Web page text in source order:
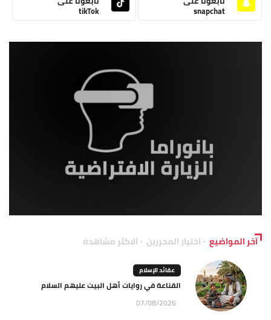
snapchat
tikTok
آخر المواضيع اختيار المحررين الاكثر مشاهدة
عقائد الإسلام
القناعة في روايات أهل البيت عليهم السلام
07/08/2026